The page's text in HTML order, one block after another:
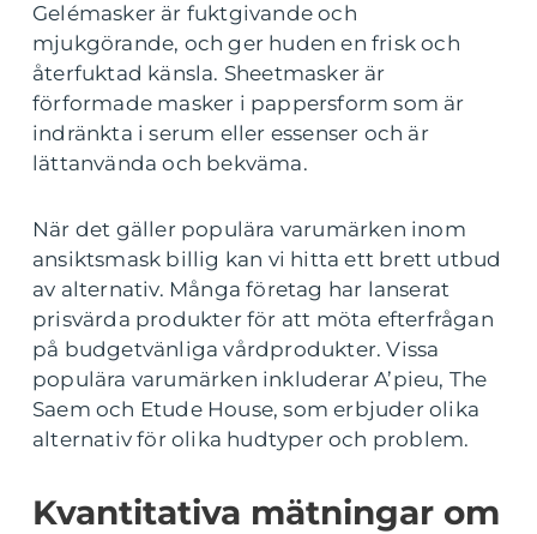
Gelémasker är fuktgivande och
mjukgörande, och ger huden en frisk och
återfuktad känsla. Sheetmasker är
förformade masker i pappersform som är
indränkta i serum eller essenser och är
lättanvända och bekväma.
När det gäller populära varumärken inom
ansiktsmask billig kan vi hitta ett brett utbud
av alternativ. Många företag har lanserat
prisvärda produkter för att möta efterfrågan
på budgetvänliga vårdprodukter. Vissa
populära varumärken inkluderar A’pieu, The
Saem och Etude House, som erbjuder olika
alternativ för olika hudtyper och problem.
Kvantitativa mätningar om